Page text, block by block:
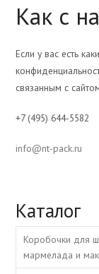
Как с
Если у вас есть
связанным с
+7 (495) 644-5582
info@nt-pack.ru
Каталог
Коробочки для
мармелада и